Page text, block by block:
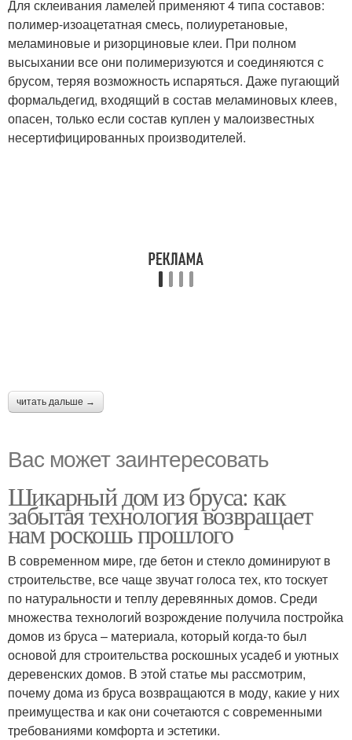
Для склеивания ламелей применяют 4 типа составов:
полимер-изоацетатная смесь, полиуретановые,
меламиновые и ризорциновые клеи. При полном
высыхании все они полимеризуются и соединяются с
брусом, теряя возможность испаряться. Даже пугающий
формальдегид, входящий в состав меламиновых клеев,
опасен, только если состав куплен у малоизвестных
несертифицированных производителей.
читать дальше →
Вас может заинтересовать
Шикарный дом из бруса: как
забытая технология возвращает
нам роскошь прошлого
В современном мире, где бетон и стекло доминируют в
строительстве, все чаще звучат голоса тех, кто тоскует
по натуральности и теплу деревянных домов. Среди
множества технологий возрождение получила постройка
домов из бруса – материала, который когда-то был
основой для строительства роскошных усадеб и уютных
деревенских домов. В этой статье мы рассмотрим,
почему дома из бруса возвращаются в моду, какие у них
преимущества и как они сочетаются с современными
требованиями комфорта и эстетики.